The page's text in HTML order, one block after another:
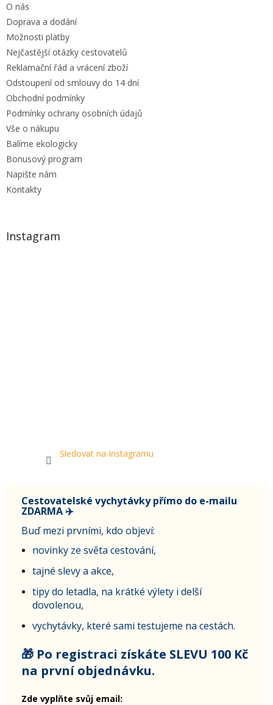
O nás
Doprava a dodání
Možnosti platby
Nejčastější otázky cestovatelů
Reklamační řád a vrácení zboží
Odstoupení od smlouvy do 14 dní
Obchodní podmínky
Podmínky ochrany osobních údajů
Vše o nákupu
Balíme ekologicky
Bonusový program
Napište nám
Kontakty
Instagram
Sledovat na Instagramu
Cestovatelské vychytávky přímo do e-mailu
ZDARMA ✈️
Buď mezi prvními, kdo objeví:
novinky ze světa cestování,
tajné slevy a akce,
tipy do letadla, na krátké výlety i delší
dovolenou,
vychytávky, které sami testujeme na cestách.
🎁 Po registraci získáte SLEVU 100 Kč
na první objednávku.
Zde vyplňte svůj email: